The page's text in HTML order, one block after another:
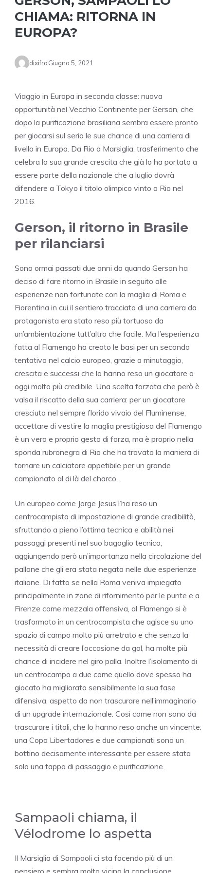
CHIAMA: RITORNA IN
EUROPA?
dixifraGiugno 5, 2021
Viaggio in Europa in seconda classe: nuova
opportunità nel Vecchio Continente per Gerson, che
dopo la purificazione brasiliana sembra essere pronto
per giocarsi sul serio le sue chance di una carriera di
livello in Europa. Da Rio a Marsiglia, trasferimento che
celebra la sua grande crescita che già lo ha portato a
essere parte della nazionale che a luglio dovrà
difendere a Tokyo il titolo olimpico vinto a Rio nel
2016.
Gerson, il ritorno in Brasile
per rilanciarsi
Sono ormai passati due anni da quando Gerson ha
deciso di fare ritorno in Brasile in seguito alle
esperienze non fortunate con la maglia di Roma e
Fiorentina in cui il sentiero tracciato di una carriera da
protagonista era stato reso più tortuoso da
un’ambientazione tutt’altro che facile. Ma l’esperienza
fatta al Flamengo ha creato le basi per un secondo
tentativo nel calcio europeo, grazie a minutaggio,
crescita e successi che lo hanno reso un giocatore a
oggi molto più credibile. Una scelta forzata che però è
valsa il riscatto della sua carriera: per un giocatore
cresciuto nel sempre florido vivaio del Fluminense,
accettare di vestire la maglia prestigiosa del Flamengo
è un vero e proprio gesto di forza, ma è proprio nella
sponda rubronegra di Rio che ha trovato la maniera di
tornare un calciatore appetibile per un grande
campionato al di là del charco.
Un europeo come Jorge Jesus l’ha reso un
centrocampista di impostazione di grande credibilità,
sfruttando a pieno l’ottima tecnica e abilità nei
passaggi presenti nel suo bagaglio tecnico,
aggiungendo però un’importanza nella circolazione del
pallone che gli era stata negata nelle due esperienze
italiane. Di fatto se nella Roma veniva impiegato
principalmente in zone di rifornimento per le punte e a
Firenze come mezzala offensiva, al Flamengo si è
trasformato in un centrocampista che agisce su uno
spazio di campo molto più arretrato e che senza la
necessità di creare l’occasione da gol, ha molte più
chance di incidere nel giro palla. Inoltre l’isolamento di
un centrocampo a due come quello dove spesso ha
giocato ha migliorato sensibilmente la sua fase
difensiva, aspetto da non trascurare nell’immaginario
di un upgrade internazionale. Così come non sono da
trascurare i titoli, che lo hanno reso anche un vincente:
una Copa Libertadores e due campionati sono un
bottino decisamente interessante per essere stata
solo una tappa di passaggio e purificazione.
Sampaoli chiama, il
Vélodrome lo aspetta
Il Marsiglia di Sampaoli ci sta facendo più di un
pensiero e sembra molto vicina la conclusione